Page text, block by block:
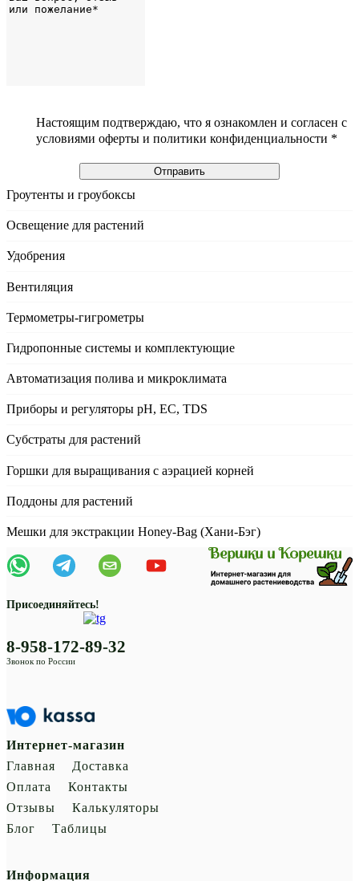
Настоящим подтверждаю, что я ознакомлен и согласен с
условиями оферты и политики конфиденциальности *
Отправить
Гроутенты и гроубоксы
Освещение для растений
Удобрения
Вентиляция
Термометры-гигрометры
Гидропонные системы и комплектующие
Автоматизация полива и микроклимата
Приборы и регуляторы рН, EC, TDS
Субстраты для растений
Горшки для выращивания с аэрацией корней
Поддоны для растений
Мешки для экстракции Honey-Bag (Хани-Бэг)
Интернет-магазин
Главная
Доставка
Оплата
Контакты
Отзывы
Калькуляторы
Блог
Таблицы
Информация
Присоединяйтесь!
8-958-172-89-32
Звонок по России